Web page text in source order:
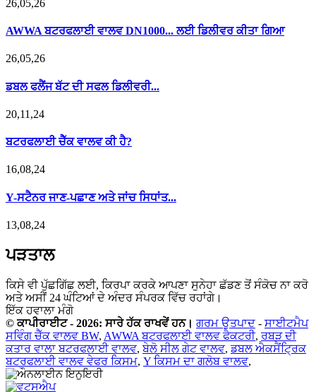
26,05,26
AWWA ਬਟਰਫਲਾਈ ਵਾਲਵ DN1000... ਲਈ ਡਿਲੀਵਰ ਕੀਤਾ ਗਿਆ
26,05,26
ਡਬਲ ਫਲੈਂਜ ਬੱਟ ਦੀ ਸਫਲ ਡਿਲੀਵਰੀ...
20,11,24
ਬਟਰਫਲਾਈ ਚੈੱਕ ਵਾਲਵ ਕੀ ਹੈ?
16,08,24
Y-ਸਟੈਨਰ ਜਾਣ-ਪਛਾਣ ਅਤੇ ਜਾਂਚ ਸਿਧਾਂਤ...
13,08,24
ਪੜਤਾਲ
ਕਿਸੇ ਵੀ ਪੁੱਛਗਿੱਛ ਲਈ, ਕਿਰਪਾ ਕਰਕੇ ਆਪਣਾ ਸੁਨੇਹਾ ਛੱਡਣ ਤੋਂ ਸੰਕੋਚ ਨਾ ਕਰੋ
ਅਤੇ ਅਸੀਂ 24 ਘੰਟਿਆਂ ਦੇ ਅੰਦਰ ਸੰਪਰਕ ਵਿੱਚ ਰਹਾਂਗੇ।
ਇੱਕ ਹਵਾਲਾ ਮੰਗੋ
© ਕਾਪੀਰਾਈਟ - 2026: ਸਾਰੇ ਹੱਕ ਰਾਖਵੇਂ ਹਨ। ਗਰਮ ਉਤਪਾਦ - ਸਾਈਟਮੈਪ
ਸਵਿੰਗ ਚੈੱਕ ਵਾਲਵ BW, AWWA ਬਟਰਫਲਾਈ ਵਾਲਵ ਫੈਕਟਰੀ, ਰਬੜ ਦੀ
ਕਤਾਰ ਵਾਲਾ ਬਟਰਫਲਾਈ ਵਾਲਵ,ਬੇਲੋ ਸੀਲ ਗੇਟ ਵਾਲਵ,ਡਬਲ ਐਕਸੈਂਟ੍ਰਿਕ
ਬਟਰਫਲਾਈ ਵਾਲਵ ਵੇਫਰ ਕਿਸਮ, Y ਕਿਸਮ ਦਾ ਗਲੋਬ ਵਾਲਵ,